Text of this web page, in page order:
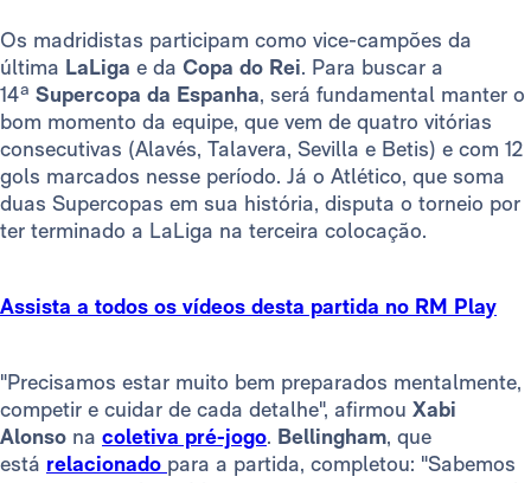
Os madridistas participam como vice-campões da
última LaLiga e da Copa do Rei. Para buscar a
14ª Supercopa da Espanha, será fundamental manter o
bom momento da equipe, que vem de quatro vitórias
consecutivas (Alavés, Talavera, Sevilla e Betis) e com 12
gols marcados nesse período. Já o Atlético, que soma
duas Supercopas em sua história, disputa o torneio por
ter terminado a LaLiga na terceira colocação.
Assista a todos os vídeos desta partida no RM Play
"Precisamos estar muito bem preparados mentalmente,
competir e cuidar de cada detalhe", afirmou Xabi
Alonso na coletiva pré-jogo. Bellingham, que
está relacionado para a partida, completou: "Sabemos